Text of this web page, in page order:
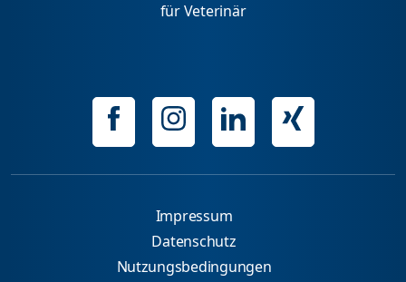
für Veterinär
Impressum
Datenschutz
Nutzungsbedingungen